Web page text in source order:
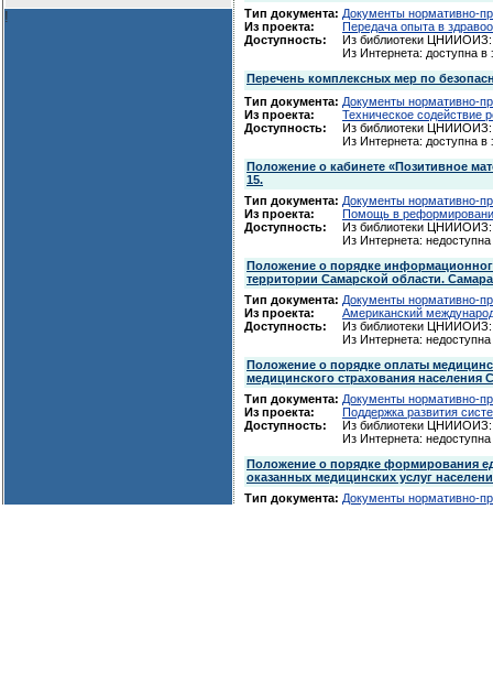
!
Тип документа: Документы нормативно-
Из проекта:
Передача опыта в
Доступность:
Из библиотеки ЦНИИОИЗ:
Из Интернета: доступна в
Перечень комплексных мер по
Тип документа: Документы нормативно-
Из проекта:
Техническое содействие
Доступность:
Из библиотеки ЦНИИОИЗ:
Из Интернета: доступна в
Положение о кабинете «Позитивное
15.
Тип документа: Документы нормативно-
Из проекта:
Помощь в
Доступность:
Из библиотеки ЦНИИОИЗ:
Из Интернета:
Положение о порядке
территории Самарской области.
Тип документа: Документы нормативно-
Из проекта:
Американский
Доступность:
Из библиотеки ЦНИИОИЗ:
Из Интернета:
Положение о порядке оплаты
медицинского страхования населения
Тип документа: Документы нормативно-
Из проекта:
Поддержка развития
Доступность:
Из библиотеки ЦНИИОИЗ:
Из Интернета:
Положение о порядке формирования
оказанных медицинских услуг
Тип документа: Документы нормативно-